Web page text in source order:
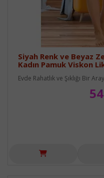
Siyah Renk ve Beyaz
Kadın Pamuk Viskon
Evde Rahatlık ve Şıklığı Bir